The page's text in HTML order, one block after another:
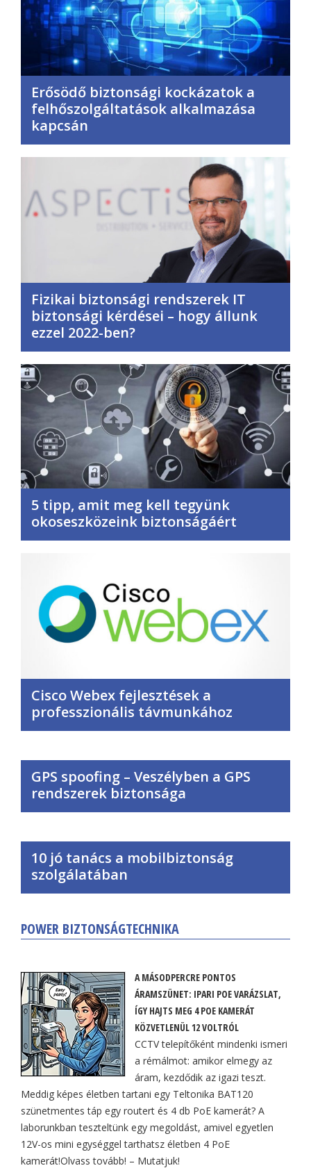
Erősödő biztonsági kockázatok a
felhőszolgáltatások alkalmazása
kapcsán
Fizikai biztonsági rendszerek IT
biztonsági kérdései – hogy állunk
ezzel 2022-ben?
5 tipp, amit meg kell tegyünk
okoseszközeink biztonságáért
Cisco Webex fejlesztések a
professzionális távmunkához
GPS spoofing – Veszélyben a GPS
rendszerek biztonsága
10 jó tanács a mobilbiztonság
szolgálatában
POWER BIZTONSÁGTECHNIKA
A MÁSODPERCRE PONTOS
ÁRAMSZÜNET: IPARI POE VARÁZSLAT,
ÍGY HAJTS MEG 4 POE KAMERÁT
KÖZVETLENÜL 12 VOLTRÓL
CCTV telepítőként mindenki ismeri
a rémálmot: amikor elmegy az
áram, kezdődik az igazi teszt.
Meddig képes életben tartani egy Teltonika BAT120
szünetmentes táp egy routert és 4 db PoE kamerát? A
laborunkban teszteltünk egy megoldást, amivel egyetlen
12V-os mini egységgel tarthatsz életben 4 PoE
kamerát!Olvass tovább! – Mutatjuk!